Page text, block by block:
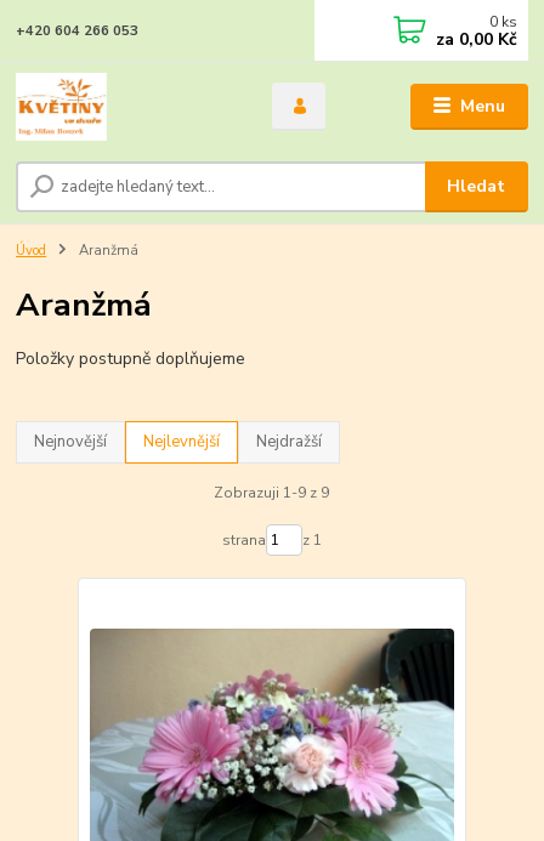
Menu
Hledat
+420 604 266 053 0 ks
za 0,00 Kč
Úvod Aranžmá
Aranžmá
Položky postupně doplňujeme
Nejnovější Nejlevnější Nejdražší
Zobrazuji 1-9 z 9
strana z 1